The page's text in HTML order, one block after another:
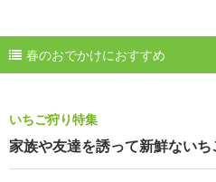
春のおでかけにおすすめ
いちご狩り特集
家族や友達を誘って新鮮ないち